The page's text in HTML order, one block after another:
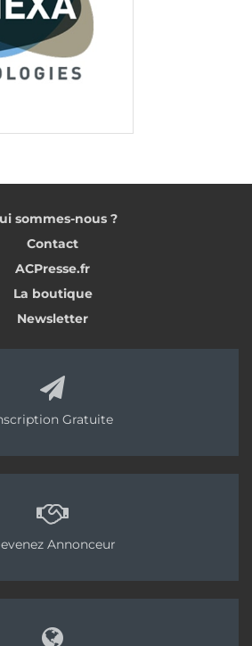
sommes-nous ?
Contact
ACPresse.fr
La boutique
Newsletter
Gratuite
Annonceur